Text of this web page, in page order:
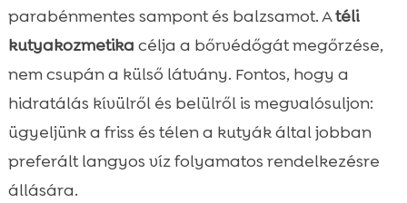
parabénmentes sampont és balzsamot. Atéli
kutyakozmetika célja a bőrvédőgát megőrzése,
nem csupán a külső látvány. Fontos, hogy a
hidratálás kívülről és belülről is megvalósuljon:
ügyeljünk a friss és télen a kutyák által jobban
preferált langyos víz folyamatos rendelkezésre
állására.